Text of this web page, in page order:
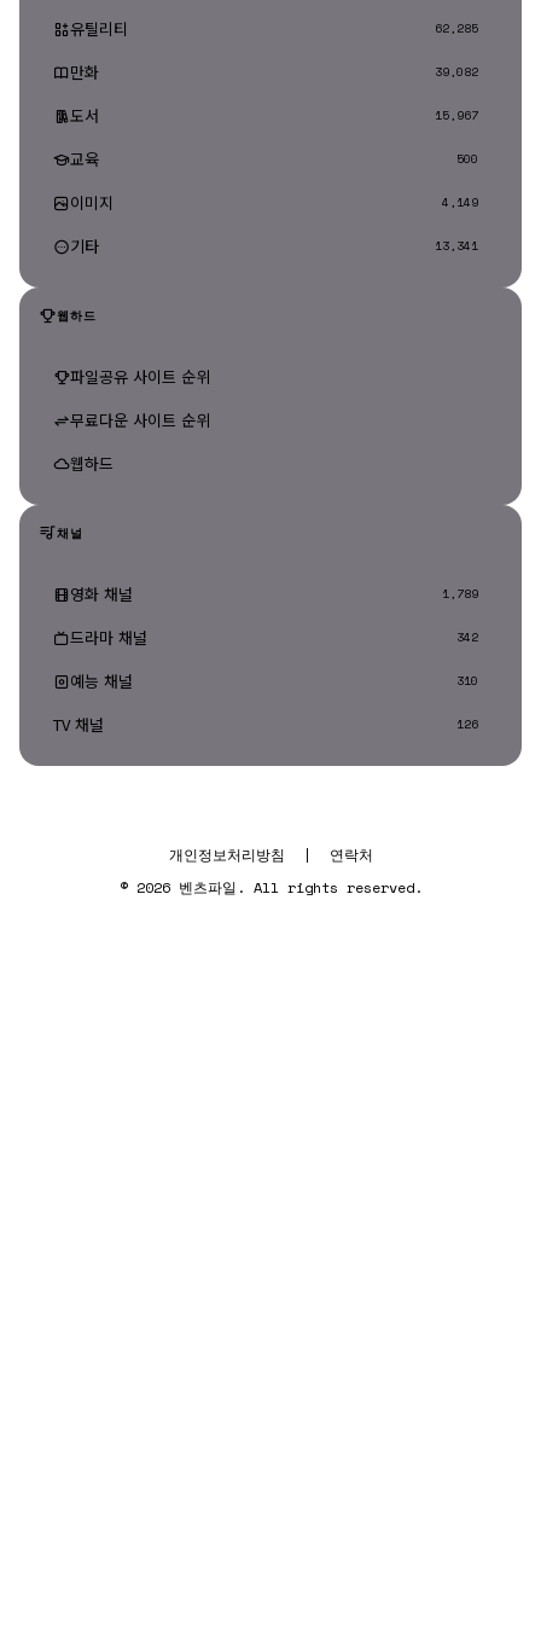
유틸리티 62,285
만화 39,082
도서 15,967
교육 500
이미지 4,149
기타 13,341
웹하드
파일공유 사이트 순위
무료다운 사이트 순위
웹하드
채널
영화 채널 1,789
드라마 채널 342
예능 채널 310
TV 채널 126
개인정보처리방침 |
연락처
© 2026 벤츠파일. All rights reserved.